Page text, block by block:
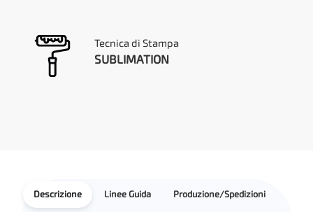
Tecnica di Stampa
SUBLIMATION
Descrizione Linee Guida Produzione/Spedizioni